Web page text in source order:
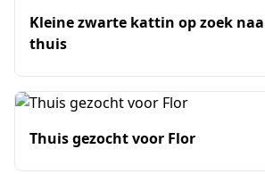
Kleine zwarte kattin op zoek
thuis
Thuis gezocht voor Flor